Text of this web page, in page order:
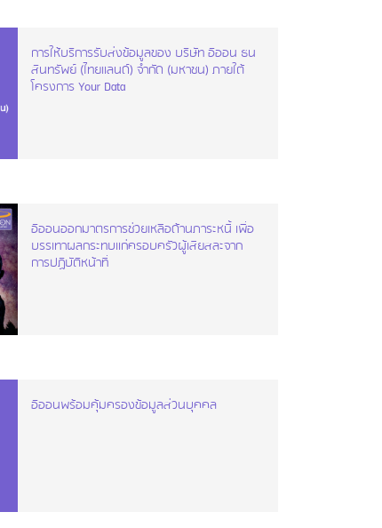
การให้บริการรับส่งข้อมูลของ บริษัท อิออน ธน
สินทรัพย์ (ไทยแลนด์) จำกัด (มหาชน) ภายใต้
โครงการ Your Data
อิออนออกมาตรการช่วยเหลือด้านภาระหนี้ เพื่อ
บรรเทาผลกระทบแก่ครอบครัวผู้เสียสละจาก
การปฏิบัติหน้าที่
อิออนพร้อมคุ้มครองข้อมูลส่วนบุคคล